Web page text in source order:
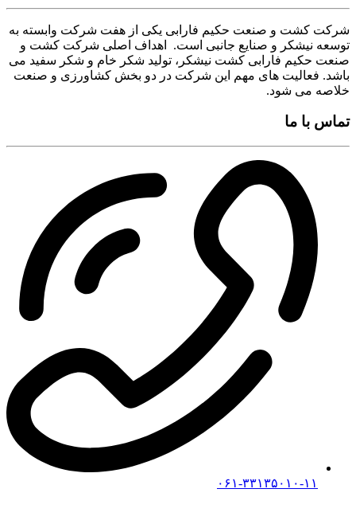
شرکت کشت و صنعت حکیم فارابی یکی از هفت شرکت وابسته به
توسعه نیشکر و صنایع جانبی است. اهداف اصلی شرکت کشت و
صنعت حکیم فارابی کشت نیشکر، تولید شکر خام و شکر سفید می
باشد. فعالیت های مهم این شرکت در دو بخش کشاورزی و صنعت
خلاصه می شود.
تماس با ما
۰۶۱-۳۳۱۳۵۰۱۰-۱۱